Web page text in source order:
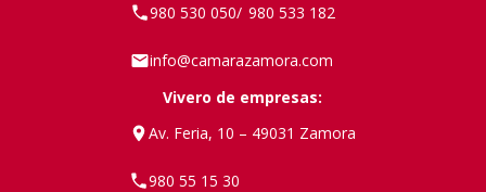
980 530 050/ 980 533 182
info@camarazamora.com
Vivero de empresas:
Av. Feria, 10 – 49031 Zamora
980 55 15 30